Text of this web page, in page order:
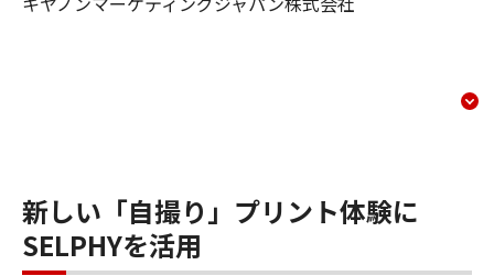
ミニフォトプリンター
新しい「自撮り」プリント体験に
SELPHYを活用